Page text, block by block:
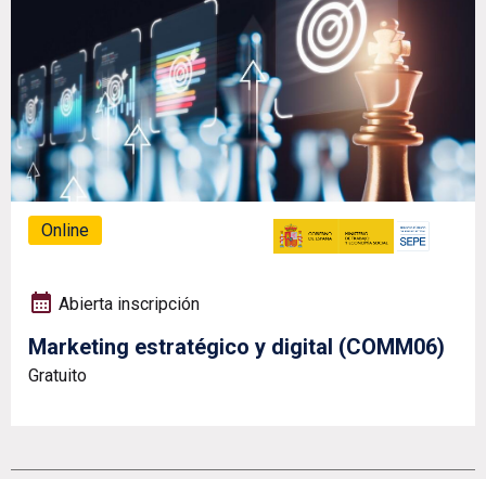
Online
Abierta inscripción
Marketing estratégico y digital (COMM06)
Gratuito